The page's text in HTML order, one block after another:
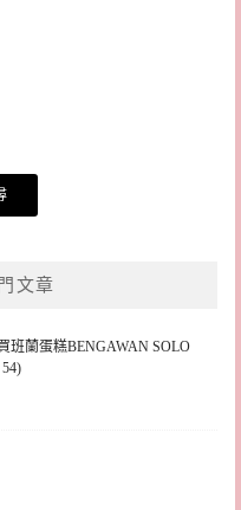
文章
班蘭蛋糕BENGAWAN SOLO